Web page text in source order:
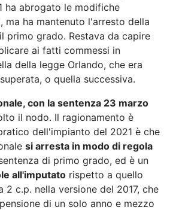
ha abrogato le modifiche
ma ha mantenuto l'arresto della
primo grado. Restava da capire
ai fatti commessi in
della legge Orlando, che era
o quella successiva.
con la sentenza 23 marzo
il nodo. Il ragionamento è
dell'impianto del 2021 è che
si arresta in modo di regola
di primo grado, ed è un
all'imputato rispetto a quello
2 c.p. nella versione del 2017, che
di un solo anno e mezzo